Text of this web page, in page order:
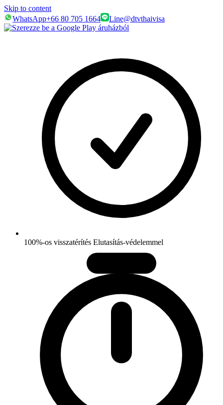
Skip to content
WhatsApp+66 80 705 1664 Line@dtvthaivisa
100%-os visszatérítés Elutasítás-védelemmel